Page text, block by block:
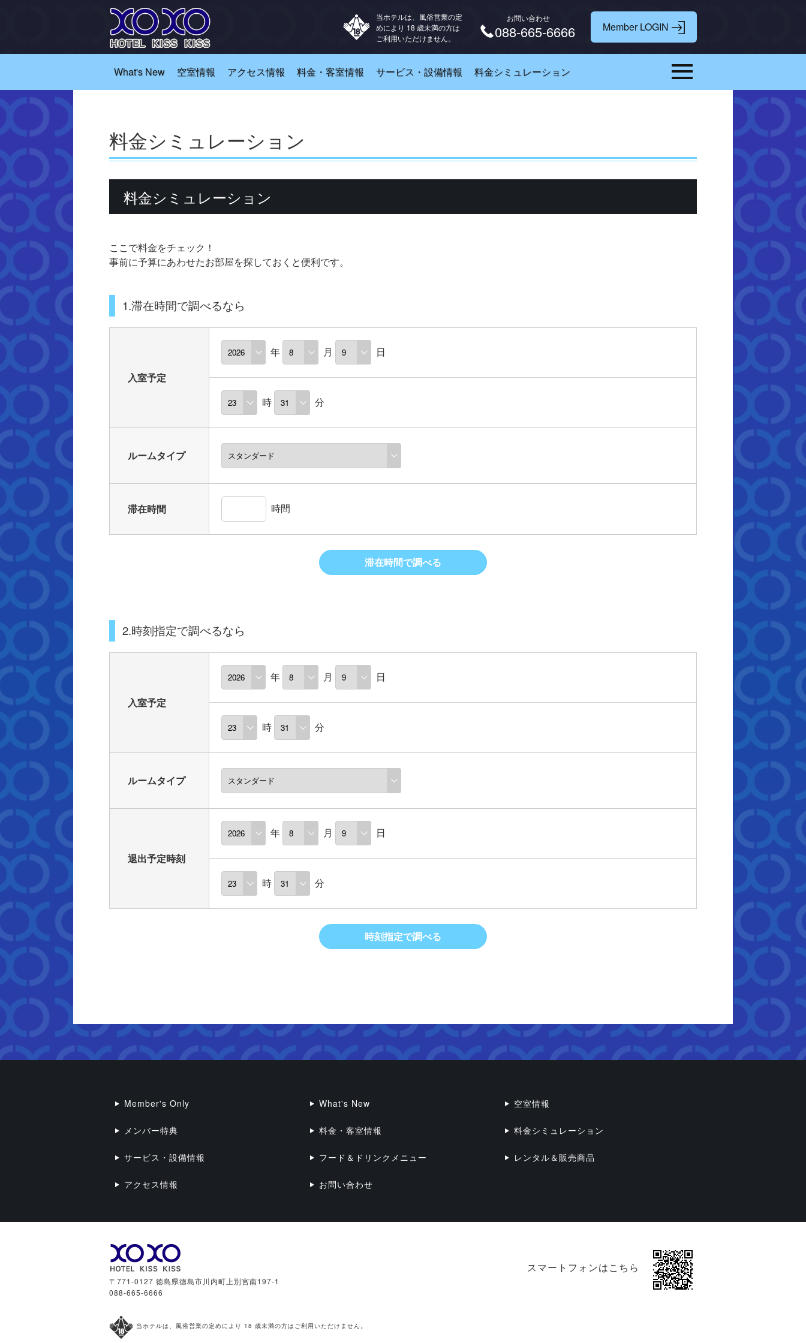
当ホテルは、風俗営業の定
めにより 18 歳未満の方は
ご利用いただけません。
お問い合わせ
088-665-6666
What's New 空室情報 アクセス情報 料金・客室情報 サービス・設備情報 料金シミュレーション
料金シミュレーション
料金シミュレーション
ここで料金をチェック！
事前に予算にあわせたお部屋を探しておくと便利です。
1.滞在時間で調べるなら
入室予定
年 月 日
時 分
ルームタイプ
滞在時間 時間
滞在時間で調べる
2.時刻指定で調べるなら
入室予定
年 月 日
時 分
ルームタイプ
退出予定時刻
年 月 日
時 分
時刻指定で調べる
Member's Only What's New 空室情報
メンバー特典 料金・客室情報 料金シミュレーション
サービス・設備情報 フード＆ドリンクメニュー レンタル＆販売商品
アクセス情報 お問い合わせ
〒771-0127 徳島県徳島市川内町上別宮南197-1
088-665-6666
スマートフォンはこちら
当ホテルは、風俗営業の定めにより 18 歳未満の方はご利用いただけません。